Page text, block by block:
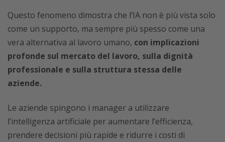
Questo fenomeno dimostra che l’IA non è più vista solo
come un supporto, ma sempre più spesso come una
vera alternativa al lavoro umano, con implicazioni
profonde sul mercato del lavoro, sulla dignità
professionale e sulla struttura stessa delle
aziende.
Le aziende spingono i manager a utilizzare
l’intelligenza artificiale per aumentare l’efficienza,
prendere decisioni più rapide e ridurre i costi di